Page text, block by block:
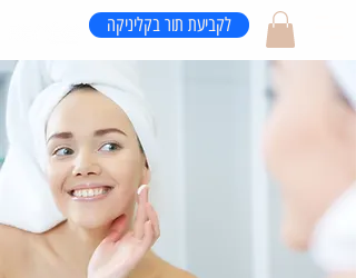
לקביעת תור בקליניקה